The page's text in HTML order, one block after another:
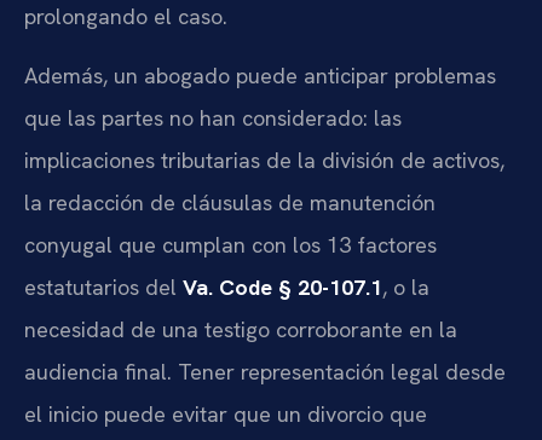
prolongando el caso.
Además, un abogado puede anticipar problemas
que las partes no han considerado: las
implicaciones tributarias de la división de activos,
la redacción de cláusulas de manutención
conyugal que cumplan con los 13 factores
estatutarios del Va. Code § 20-107.1, o la
necesidad de una testigo corroborante en la
audiencia final. Tener representación legal desde
el inicio puede evitar que un divorcio que